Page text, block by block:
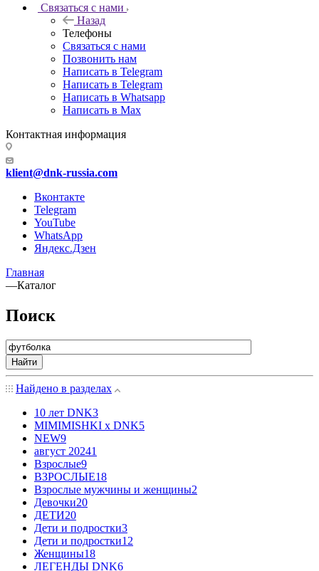
Связаться с нами
Назад
Телефоны
Связаться с нами
Позвонить нам
Написать в Telegram
Написать в Telegram
Написать в Whatsapp
Написать в Max
Контактная информация
klient@dnk-russia.com
Вконтакте
Telegram
YouTube
WhatsApp
Яндекс.Дзен
Главная
—Каталог
Поиск
Найти
Найдено в разделах
10 лет DNK3
MIMIMISHKI x DNK5
NEW9
август 20241
Взрослые9
ВЗРОСЛЫЕ18
Взрослые мужчины и женщины2
Девочки20
ДЕТИ20
Дети и подростки3
Дети и подростки12
Женщины18
ЛЕГЕНДЫ DNK6